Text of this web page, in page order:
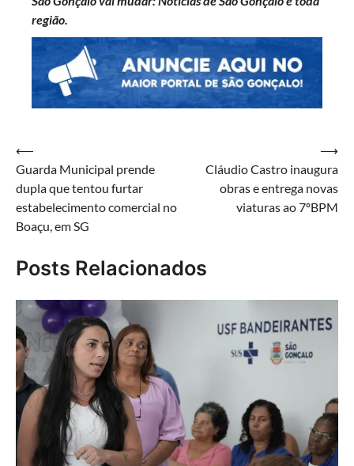
região.
Navegação
de
Post
⟵
Guarda Municipal prende
dupla que tentou furtar
estabelecimento comercial no
Boaçu, em SG
Cláudio Castro inaugura
obras e entrega novas
viaturas ao 7ºBPM
⟶
Posts Relacionados